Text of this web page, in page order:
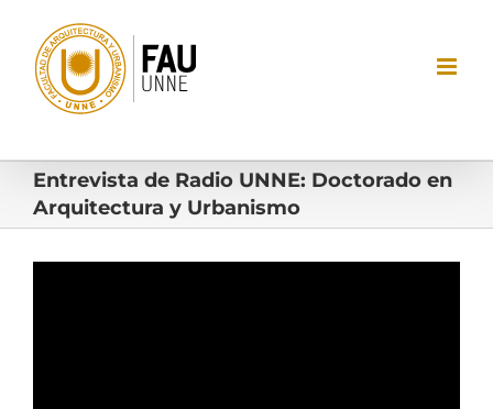
contenido
Entrevista de Radio UNNE: Doctorado en
Arquitectura y Urbanismo